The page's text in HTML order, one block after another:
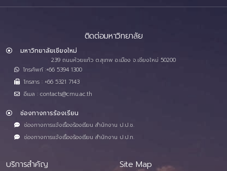
ติดต่อมหาวิทยาลัย
มหาวิทยาลัยเชียงใหม่
239 ถนนห้วยแก้ว ต.สุเทพ อ.เมือง จ.เชียงใหม่ 50200
โทรศัพท์ :+66 5394 1300
โทรสาร : +66 5321 7143
อีเมล : contacts@cmu.ac.th
ช่องทางการร้องเรียน
ช่องทางการแจ้งเรื่องร้องเรียน สำนักงาน ป.ป.ช.
ช่องทางการแจ้งเรื่องร้องเรียน สำนักงาน ป.ป.ท.
บริการสำคัญ Site Map